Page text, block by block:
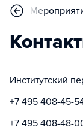
Институтский
+7 495 408-45-
+7 495 408-48-